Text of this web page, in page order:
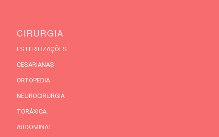
CIRURGIA
ESTERILIZAÇÕES
CESARIANAS
ORTOPEDIA
NEUROCIRURGIA
TORÁXICA
ABDOMINAL